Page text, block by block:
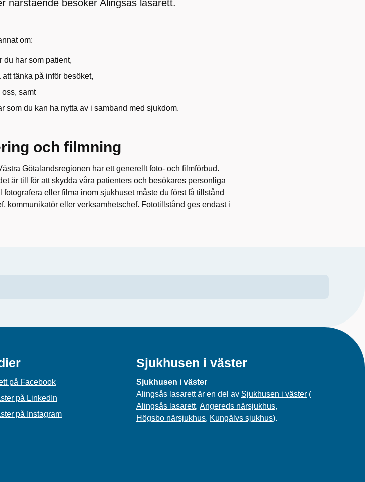
närstående besöker Alingsås lasarett.
om:
du har som patient,
tänka på inför besöket,
oss, samt
som du kan ha nytta av i samband med sjukdom.
och filmning
Götalandsregionen har ett generellt foto- och filmförbud.
är till för att skydda våra patienters och besökares personliga
fotografera eller filma inom sjukhuset måste du först få tillstånd
kommunikatör eller verksamhetschef. Fototillstånd ges endast i
på Facebook
på LinkedIn
på Instagram
Sjukhusen i väster
Sjukhusen i väster
Alingsås lasarett är en del av Sjukhusen i väster (
Alingsås lasarett, Angereds närsjukhus,
Högsbo närsjukhus, Kungälvs sjukhus).